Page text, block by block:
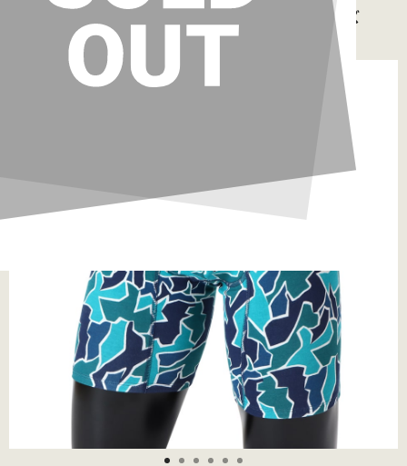
COMFORT FLEX FIT ボクサーブリーフ 26SS ヘインズ
(HM6ED103)